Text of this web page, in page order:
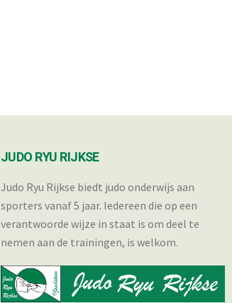
JUDO RYU RIJKSE
Judo Ryu Rijkse biedt judo onderwijs aan
sporters vanaf 5 jaar. Iedereen die op een
verantwoorde wijze in staat is om deel te
nemen aan de trainingen, is welkom.